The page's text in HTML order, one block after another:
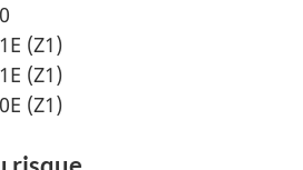
(Z1)
(Z1)
(Z1)